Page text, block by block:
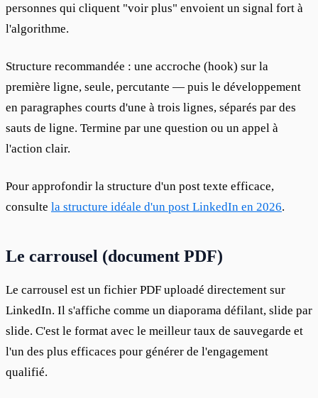
personnes qui cliquent "voir plus" envoient un signal fort à
l'algorithme.
Structure recommandée : une accroche (hook) sur la
première ligne, seule, percutante — puis le développement
en paragraphes courts d'une à trois lignes, séparés par des
sauts de ligne. Termine par une question ou un appel à
l'action clair.
Pour approfondir la structure d'un post texte efficace,
consulte la structure idéale d'un post LinkedIn en 2026.
Le carrousel (document PDF)
Le carrousel est un fichier PDF uploadé directement sur
LinkedIn. Il s'affiche comme un diaporama défilant, slide par
slide. C'est le format avec le meilleur taux de sauvegarde et
l'un des plus efficaces pour générer de l'engagement
qualifié.